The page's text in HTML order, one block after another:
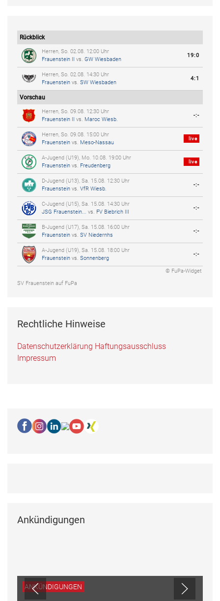
Rückblick
Herren, So. 02.08. 12:00 Uhr
Frauenstein II
vs. GW Wiesbaden
19:0
Herren, So. 02.08. 14:30 Uhr
Frauenstein vs. SW Wiesbaden
4:1
Vorschau
Herren, So. 09.08. 12:30 Uhr
Frauenstein II
vs. Maroc Wiesb.
-:-
Herren, So. 09.08. 15:00 Uhr
Frauenstein vs. Meso-Nassau
live
A-Jugend (U19), Mo. 10.08. 19:00 Uhr
Frauenstein vs. Freudenberg
live
D-Jugend (U13), Sa. 15.08. 12:30 Uhr
Frauenstein vs. VfR Wiesb.
-:-
C-Jugend (U15), Sa. 15.08. 14:30 Uhr
JSG Frauenstein... vs. FV Biebrich III
-:-
B-Jugend (U17), Sa. 15.08. 16:00 Uhr
Frauenstein vs. SV Niedernhs
-:-
A-Jugend (U19), Sa. 15.08. 18:00 Uhr
Frauenstein vs. Sonnenberg
-:-
© FuPa-Widget
SV Frauenstein auf FuPa
Rechtliche Hinweise
Datenschutzerklärung Haftungsausschluss
Impressum
Ankündigungen
ANKÜNDIGUNGEN